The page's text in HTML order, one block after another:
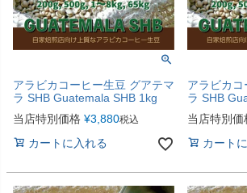
アラビカコーヒー生豆 グアテマ
ラ SHB Guatemala SHB 1kg
当店特別価格 ¥3,880税込
カートに入れる
アラビカ
ラ SHB
当店特別価
カート